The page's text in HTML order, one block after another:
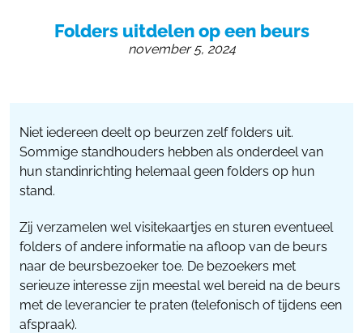
info@beursstand.nl
Folders uitdelen op een beurs
november 5, 2024
Niet iedereen deelt op beurzen zelf folders uit.
Sommige standhouders hebben als onderdeel van
hun standinrichting helemaal geen folders op hun
stand.
Zij verzamelen wel visitekaartjes en sturen eventueel
folders of andere informatie na afloop van de beurs
naar de beursbezoeker toe. De bezoekers met
serieuze interesse zijn meestal wel bereid na de beurs
met de leverancier te praten (telefonisch of tijdens een
afspraak).